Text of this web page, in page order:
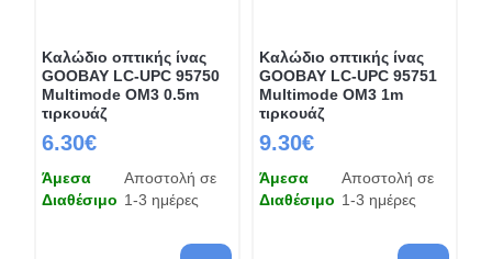
Καλώδιο οπτικής ίνας
GOOBAY LC-UPC 95750
Multimode OM3 0.5m
τιρκουάζ
6.30€
Άμεσα
Διαθέσιμο
Αποστολή σε
1-3 ημέρες
Καλώδιο οπτικής ίνας
GOOBAY LC-UPC 95751
Multimode OM3 1m
τιρκουάζ
9.30€
Άμεσα
Διαθέσιμο
Αποστολή σε
1-3 ημέρες